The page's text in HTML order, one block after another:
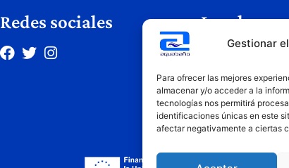
Gestionar
Para ofrecer las mejores
almacenar y/o acceder a la
tecnologías nos permitirá
identificaciones únicas en este
afectar negativamente a ciertas
Redes sociales Legal
Política de
Política de
Condiciones de